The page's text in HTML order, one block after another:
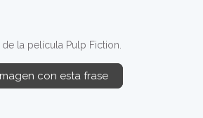
la película Pulp Fiction.
con esta frase